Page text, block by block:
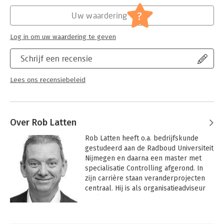
Financieel management
Schrijf een recensie
Lees ons recensiebeleid
Uw waardering ?
Log in om uw waardering te geven
Over Rob Latten
Rob Latten heeft o.a. bedrijfskunde
gestudeerd aan de Radboud Universiteit
Nijmegen en daarna een master met
specialisatie Controlling afgerond. In
zijn carrière staan veranderprojecten
centraal. Hij is als organisatieadviseur